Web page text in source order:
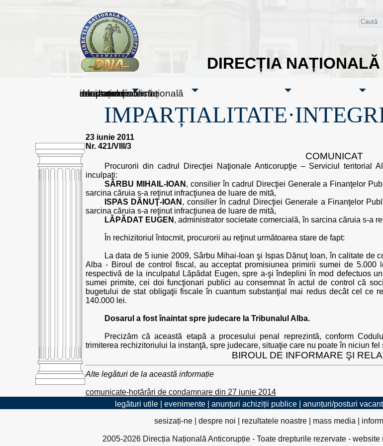
DIRECȚIA
sesizați-ne
despre noi
rezultatele noastre
mass media
informare publică
cooperare internațională
23 iunie 2011
Nr. 421/VIII/3
COMUNICAT
Procurorii din cadrul Direcţiei Naţionale Anticorupţie – Serviciul teritorial
inculpaţi:
SÂRBU MIHAIL-IOAN , consilier în cadrul Direcţiei Generale a Finanţelor
sarcina căruia s-a reţinut infracţiunea de luare de mită,
ISPAS DĂNUŢ-IOAN , consilier în cadrul Direcţiei Generale a Finanţelor
sarcina căruia s-a reţinut infracţiunea de luare de mită,
LĂPĂDAT EUGEN , administrator societate comercială, în sarcina căruia s-a
În rechizitoriul întocmit, procurorii au reţinut următoarea stare de fapt:
La data de 5 iunie 2009, Sârbu Mihai-Ioan şi Ispas Dănuţ Ioan, în calitate
Alba - Biroul de control fiscal, au acceptat promisiunea primirii sumei de
respectivă de la inculpatul Lăpădat Eugen, spre a-şi îndeplini în mod defectuos
sumei primite, cei doi funcţionari publici au consemnat în actul de control că
bugetului de stat obligaţii fiscale în cuantum substanţial mai redus decât cel ce
140.000 lei.
Dosarul a fost înaintat spre judecare la Tribunalul Alba.
Precizăm că această etapă a procesului penal reprezintă, conform
trimiterea rechizitoriului la instanţă, spre judecare, situaţie care nu poate în niciun
BIROUL DE INFORMARE ŞI
Alte legături de la această informație
comunicate-hotărâri de condamnare din 27 iunie 2014
legături utile| evenimente| anunțuri achiziții publice| anunțuri/posturi
sesizați-ne| despre noi rezultatele noastre| mass media
2005-2026 Direcția Națională Anticorupție - Toate drepturile rezervate -